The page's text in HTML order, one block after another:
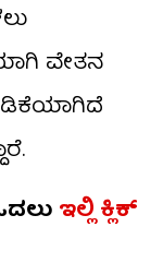
ವೇತನ
ಇಲ್ಲಿ ಕ್ಲಿಕ್